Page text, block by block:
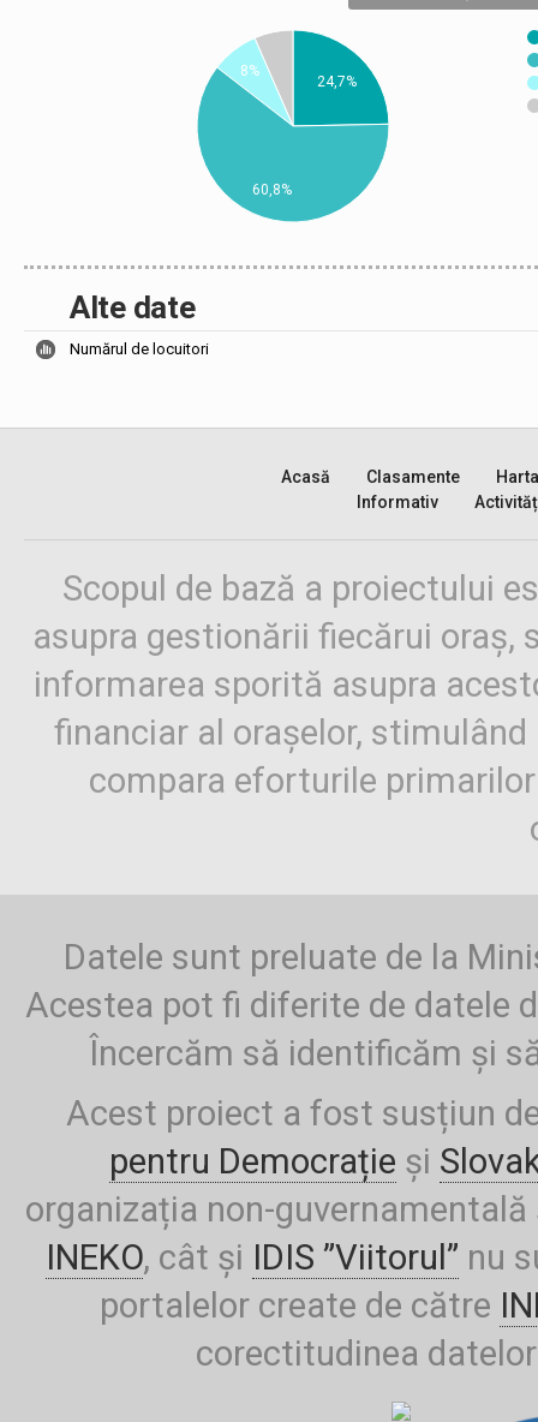
24,7%
8%
60,8%
Alte date
Numărul de locuitori
Acasă Clasamente
Harta
Informativ
Scopul de bază a proiectului
asupra gestionării fiecărui oraș,
informarea sporită asupra
financiar al orașelor,
compara eforturile
Datele sunt preluate de la
Acestea pot fi diferite de datele
Încercăm să identificăm și
Acest proiect a fost susțiun
pentru Democrație și
organizația non-
INEKO, cât și IDIS ”Viitorul” nu
portalelor create de către
corectitudinea